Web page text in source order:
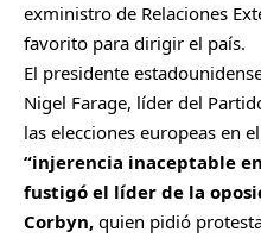
exministro de Relaciones
favorito para dirigir el país.
El presidente
Nigel Farage, líder del
las elecciones europeas en
“injerencia inaceptable
fustigó el líder de la
Corbyn, quien pidió